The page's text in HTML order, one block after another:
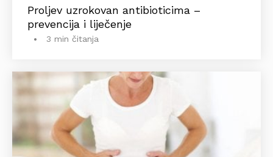
Proljev uzrokovan antibioticima –
prevencija i liječenje
3 min čitanja